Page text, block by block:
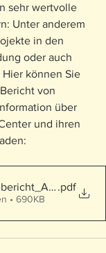
sehr wertvolle
Unter anderem
in den
oder auch
können Sie
von
über
und ihren
.pdf
• 690KB